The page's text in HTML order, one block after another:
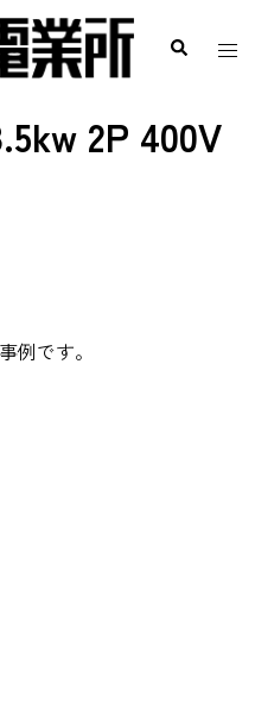
2P 400V
例です。